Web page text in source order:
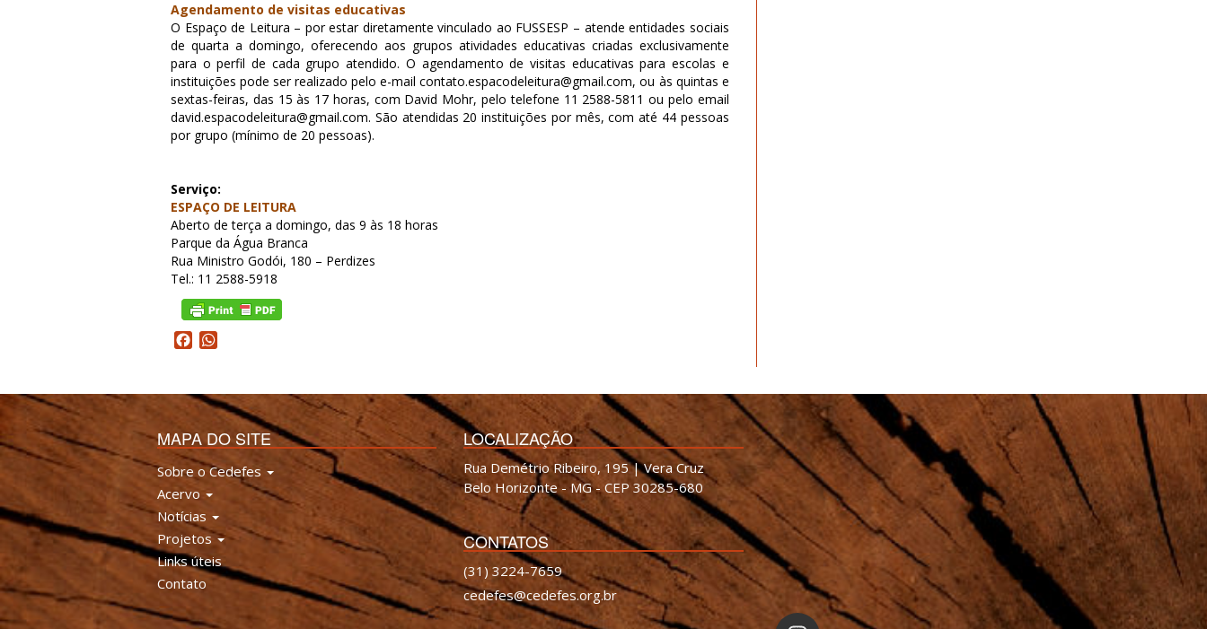
Agendamento de visitas educativas
O Espaço de Leitura – por estar diretamente vinculado ao FUSSESP – atende entidades sociais
de quarta a domingo, oferecendo aos grupos atividades educativas criadas exclusivamente
para o perfil de cada grupo atendido. O agendamento de visitas educativas para escolas e
instituições pode ser realizado pelo e-mail contato.espacodeleitura@gmail.com, ou às quintas e
sextas-feiras, das 15 às 17 horas, com David Mohr, pelo telefone 11 2588-5811 ou pelo email
david.espacodeleitura@gmail.com. São atendidas 20 instituições por mês, com até 44 pessoas
por grupo (mínimo de 20 pessoas).
Serviço:
ESPAÇO DE LEITURA
Aberto de terça a domingo, das 9 às 18 horas
Parque da Água Branca
Rua Ministro Godói, 180 – Perdizes
Tel.: 11 2588-5918
Facebook
MAPA DO SITE
Sobre o Cedefes
Acervo
Notícias
Projetos
Links úteis
Contato
LOCALIZAÇÃO
Rua Demétrio Ribeiro, 195 | Vera Cruz
Belo Horizonte - MG - CEP 30285-680
CONTATOS
(31) 3224-7659
cedefes@cedefes.org.br